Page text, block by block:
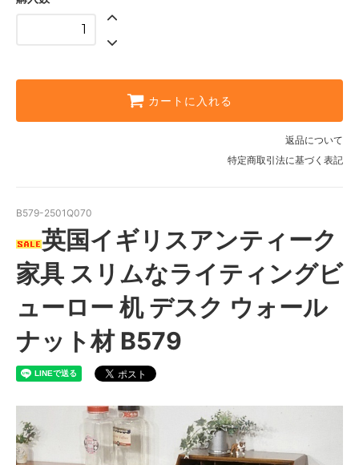
カートに入れる
返品について
特定商取引法に基づく表記
B579-2501Q070
英国イギリスアンティーク
家具 スリムなライティングビ
ューロー 机 デスク ウォール
ナット材 B579